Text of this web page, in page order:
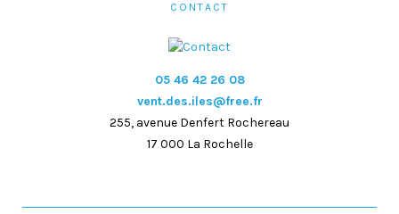
CONTACT
05 46 42 26 08
vent.des.iles@free.fr
255, avenue Denfert Rochereau
17 000 La Rochelle